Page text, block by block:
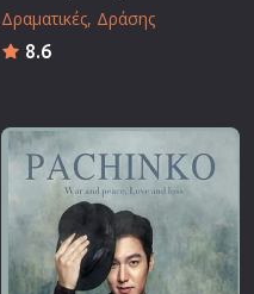
Δραματικές Δράσης
8.6